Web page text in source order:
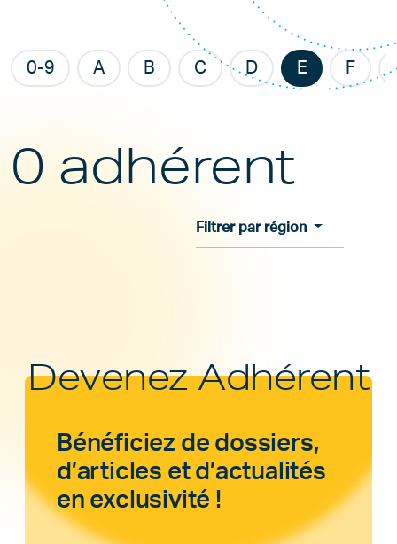
0-9 A B C D E F
0 adhérent
Filtrer par région
Devenez Adhérent
Bénéficiez de dossiers,
d’articles et d’actualités
en exclusivité !